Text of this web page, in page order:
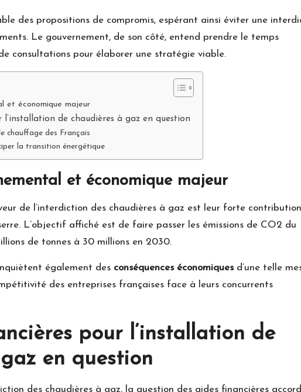
des propositions de compromis, espérant ainsi éviter une
Le gouvernement, de son côté, entend prendre le temps
consultations pour élaborer une stratégie viable.
et économique majeur
l’installation de chaudières à gaz en question
chauffage des Français
la transition énergétique
et économique majeur
de l’interdiction des chaudières à gaz est leur forte
L’objectif affiché est de faire passer les émissions de CO2 du
de tonnes à 30 millions en 2030.
également des conséquences économiquesd’une telle
des entreprises françaises face à leurs concurrents
pour l’installation de
en question
des chaudières à gaz, la question des aides financières